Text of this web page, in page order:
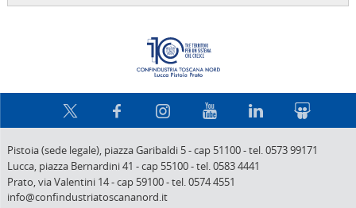
Pistoia (sede legale), piazza Garibaldi 5-cap 51100-tel. 0573 99171
Lucca, piazza Bernardini 41 -cap 55100-tel. 0583 4441
Prato,via Valentini 14-cap 59100-tel. 0574 4551
info@confindustriatoscananord.it